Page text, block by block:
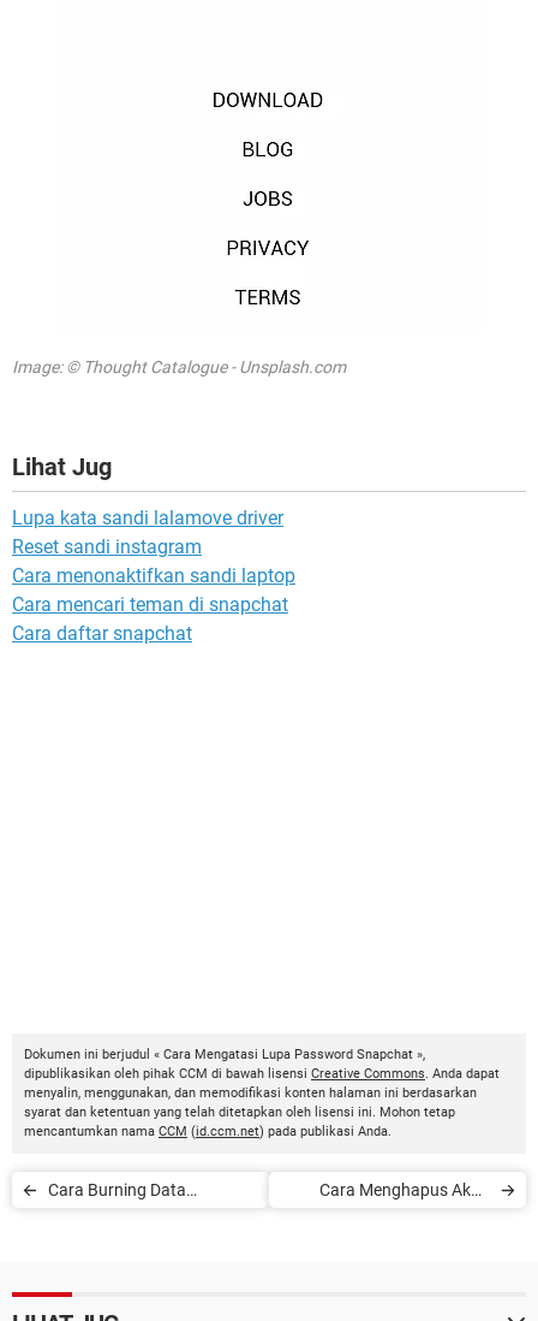
Image: © Thought Catalogue - Unsplash.com
Lihat Jug
Lupa kata sandi lalamove driver
Reset sandi instagram
Cara menonaktifkan sandi laptop
Cara mencari teman di snapchat
Cara daftar snapchat
Dokumen ini berjudul « Cara Mengatasi Lupa Password Snapchat »,
dipublikasikan oleh pihak CCM di bawah lisensi Creative Commons. Anda dapat
menyalin, menggunakan, dan memodifikasi konten halaman ini berdasarkan
syarat dan ketentuan yang telah ditetapkan oleh lisensi ini. Mohon tetap
mencantumkan nama CCM (id.ccm.net) pada publikasi Anda.
Cara Burning Data
Cara Menghapus Akun